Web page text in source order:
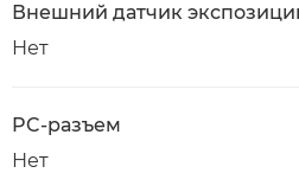
Внешний датчик
Нет
PC-разъем
Нет